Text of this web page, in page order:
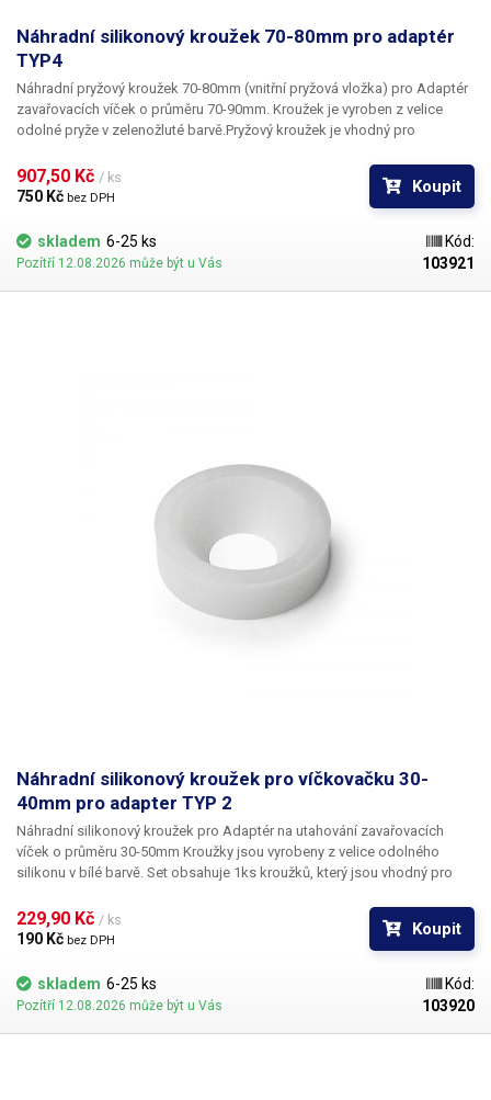
Náhradní silikonový kroužek 70-80mm pro adaptér
TYP4
Náhradní pryžový kroužek 70-80mm (vnitřní pryžová vložka) pro Adaptér
zavařovacích víček o průměru 70-90mm. Kroužek je vyroben z velice
odolné pryže v zelenožluté barvě.Pryžový kroužek je vhodný pro
víčky např. typ: Omnia, Twist, Kilner o průměru 70-80mm.
907,50 Kč / ks
750 Kč bez DPH
Koupit
skladem 6-25 ks
Pozítří 12.08.2026 může být u Vás
Kód:
103921
Náhradní silikonový kroužek pro víčkovačku 30-
40mm pro adapter TYP 2
Náhradní silikonový kroužek pro Adaptér na utahování zavařovacích
víček o průměru 30-50mm Kroužky jsou vyrobeny z velice odolného
silikonu v bílé barvě. Set obsahuje 1ks kroužků, který jsou vhodný pro
229,90 Kč / ks
190 Kč bez DPH
Koupit
skladem 6-25 ks
Pozítří 12.08.2026 může být u Vás
Kód:
103920